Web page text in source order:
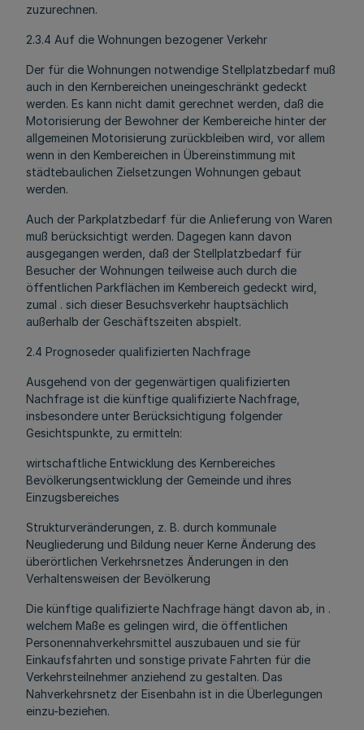
zuzurechnen.
2.3.4 Auf die Wohnungen bezogener Verkehr
Der für die Wohnungen notwendige Stellplatzbedarf muß
auch in den Kernbereichen uneingeschränkt gedeckt
werden. Es kann nicht damit gerechnet werden, daß die
Motorisierung der Bewohner der Kembereiche hinter der
allgemeinen Motorisierung zurückbleiben wird, vor allem
wenn in den Kembereichen in Übereinstimmung mit
städtebaulichen Zielsetzungen Wohnungen gebaut
werden.
Auch der Parkplatzbedarf für die Anlieferung von Waren
muß berücksichtigt werden. Dagegen kann davon
ausgegangen werden, daß der Stellplatzbedarf für
Besucher der Wohnungen teilweise auch durch die
öffentlichen Parkflächen im Kembereich gedeckt wird,
zumal . sich dieser Besuchsverkehr hauptsächlich
außerhalb der Geschäftszeiten abspielt.
2.4 Prognoseder qualifizierten Nachfrage
Ausgehend von der gegenwärtigen qualifizierten
Nachfrage ist die künftige qualifizierte Nachfrage,
insbesondere unter Berücksichtigung folgender
Gesichtspunkte, zu ermitteln:
wirtschaftliche Entwicklung des Kernbereiches
Bevölkerungsentwicklung der Gemeinde und ihres
Einzugsbereiches
Strukturveränderungen, z. B. durch kommunale
Neugliederung und Bildung neuer Kerne Änderung des
überörtlichen Verkehrsnetzes Änderungen in den
Verhaltensweisen der Bevölkerung
Die künftige qualifizierte Nachfrage hängt davon ab, in .
welchem Maße es gelingen wird, die öffentlichen
Personennahverkehrsmittel auszubauen und sie für
Einkaufsfahrten und sonstige private Fahrten für die
Verkehrsteilnehmer anziehend zu gestalten. Das
Nahverkehrsnetz der Eisenbahn ist in die Überlegungen
einzu-beziehen.